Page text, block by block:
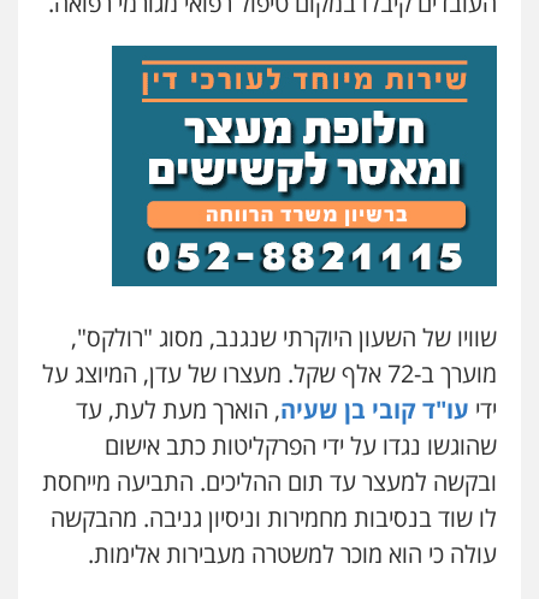
משרד עורכי דין טאי שרקי
פלילי אסירים תעבורה מרב"ד
0547556464
עו"ד אילן אלימלך
פלילי פשיעה חמורה תעבורה
0522992110
פלילי פשיעה חמורה מעצרים וחקירות
0509230800
משרד עורכי דין פארס פלאח
פלילי צבאי צווארון לבן והונאה ביטוח לאומי
0549911449
שוויו של השעון היוקרתי שנגנב, מסוג "רולקס",
מוערך ב-72 אלף שקל. מעצרו של עדן, המיוצג על
ידי עו"ד קובי בן שעיה, הוארך מעת לעת, עד
שהוגשו נגדו על ידי הפרקליטות כתב אישום
ובקשה למעצר עד תום ההליכים. התביעה מייחסת
לו שוד בנסיבות מחמירות וניסיון גניבה. מהבקשה
עולה כי הוא מוכר למשטרה מעבירות אלימות.